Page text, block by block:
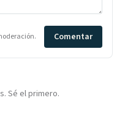
Comentar
Sé el primero.